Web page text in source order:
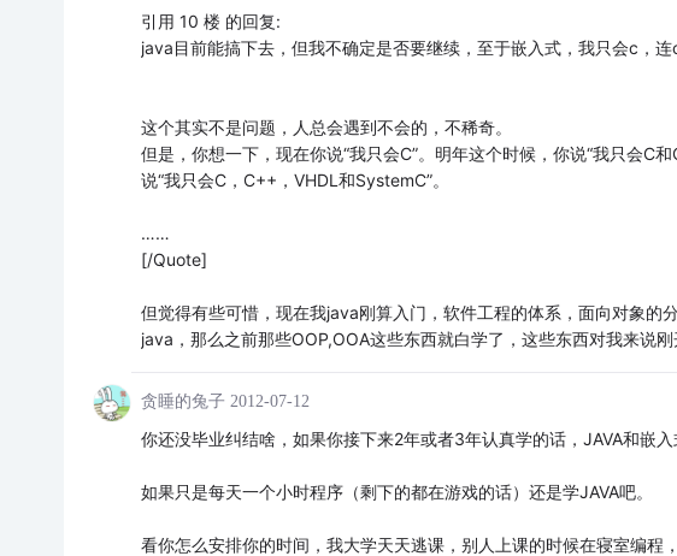
引用 10 楼 的回复:
java目前能搞下去，但我不确定是否要继续，至于嵌入式，我只会c，
这个其实不是问题，人总会遇到不会的，不稀奇。
但是，你想一下，现在你说“我只会C”。明年这个时候，你说“我只会C
说“我只会C，C++，VHDL和SystemC”。
……
[/Quote]
但觉得有些可惜，现在我java刚算入门，软件工程的体系，面向对象的
java，那么之前那些OOP,OOA这些东西就白学了，这些东西对我来说
贪睡的兔子 2012-07-12
你还没毕业纠结啥，如果你接下来2年或者3年认真学的话，JAVA和嵌入
如果只是每天一个小时程序（剩下的都在游戏的话）还是学JAVA吧。
看你怎么安排你的时间，我大学天天逃课，别人上课的时候在寝室编程